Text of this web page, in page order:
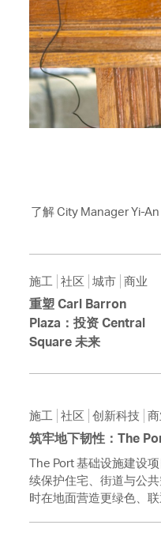
了解 City Manager Yi-
施工 社区 城市 商业
重塑 Carl Barron
Plaza：投资 Central
Square 未来
施工 社区 创新科技
筑牢地下韧性：The
The Port 基础设施建设
续保护住宅、街道与公
时在地面营造更绿色、